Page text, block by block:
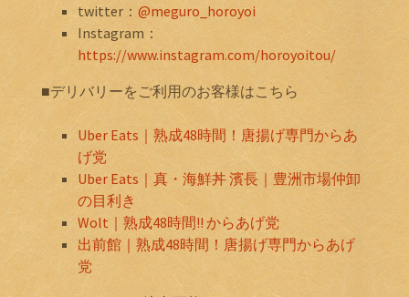
twitter： @meguro_horoyoi
Instagram：
https://www.instagram.com/horoyoitou/
■デリバリーをご利用のお客様はこちら
Uber Eats｜熟成48時間！唐揚げ専門からあ
げ党
Uber Eats｜真・海鮮丼 濱長｜豊洲市場仲卸
の目利き
Wolt｜熟成48時間!! からあげ党
出前館｜熟成48時間！唐揚げ専門からあげ
党